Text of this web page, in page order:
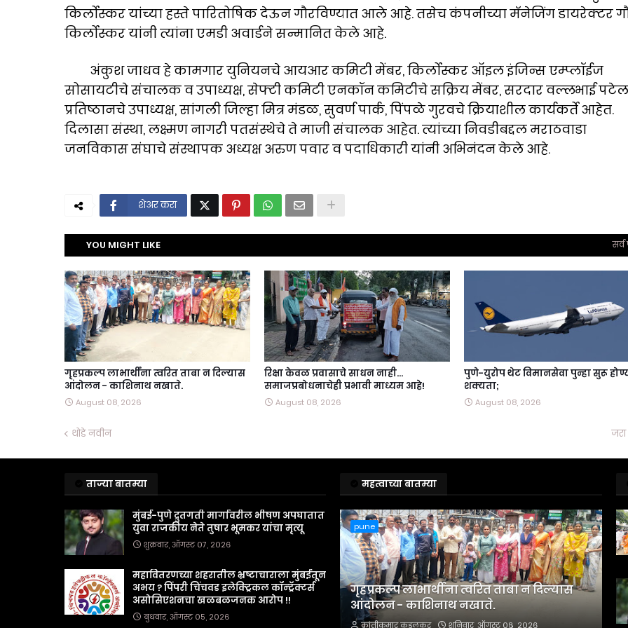
किर्लोस्कर यांच्या हस्ते पारितोषिक देऊन गौरविण्यात आले आहे. तसेच कंपनीच्या मॅनेजिंग डायरेक्टर
किर्लोस्कर यांनी त्यांना एमडी अवार्डने सन्मानित केले आहे.
अंकुश जाधव हे कामगार युनियनचे आयआर कमिटी मेंबर, किर्लोस्कर ऑइल इंजिन्स एम्प्लॉईज
सोसायटीचे संचालक व उपाध्यक्ष, सेफ्टी कमिटी एनकॉन कमिटीचे सक्रिय मेंबर, सरदार वल्लभाई पटेल
प्रतिष्ठानचे उपाध्यक्ष, सांगली जिल्हा मित्र मंडळ, सुवर्ण पार्क, पिंपळे गुरवचे क्रियाशील कार्यकर्ते आहेत.
दिलासा संस्था, लक्ष्मण नागरी पतसंस्थेचे ते माजी संचालक आहेत. त्यांच्या निवडीबद्दल मराठवाडा
जनविकास संघाचे संस्थापक अध्यक्ष अरुण पवार व पदाधिकारी यांनी अभिनंदन केले आहे.
शेअर करा
YOU MIGHT LIKE सर्व
गृहप्रकल्प लाभार्थींना त्वरित ताबा न दिल्यास
आंदोलन - काशिनाथ नखाते.
August 08, 2026
रिक्षा केवळ प्रवासाचे साधन नाही…
समाजप्रबोधनाचेही प्रभावी माध्यम आहे!
August 08, 2026
पुणे-युरोप थेट विमानसेवा पुन्हा सुरू
शक्यता;
August 08, 2026
थोडे नवीन
ताज्या बातम्या
मुंबई-पुणे द्रुतगती मार्गावरील भीषण अपघातात
युवा राजकीय नेते तुषार भूमकर यांचा मृत्यू
शुक्रवार, ऑगस्ट ०७, २०२६
महावितरणच्या शहरातील भ्रष्टाचाराला मुंबईतून
अभय ? पिंपरी चिंचवड इलेक्ट्रिकल कॉन्ट्रॅक्टर्स
असोसिएशनचा खळबळजनक आरोप !!
बुधवार, ऑगस्ट ०५, २०२६
महत्वाच्या बातम्या
pune
गृहप्रकल्प लाभार्थींना त्वरित ताबा न दिल्यास
आंदोलन - काशिनाथ नखाते.
क्रांतीकुमार कडुलकर शनिवार, ऑगस्ट ०८, २०२६